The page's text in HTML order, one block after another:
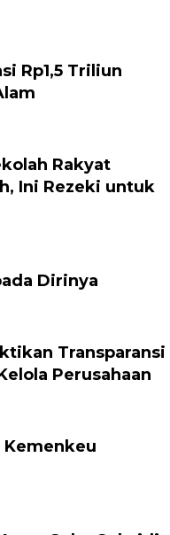
Rp1,5 Triliun
Rakyat
Ini Rezeki untuk
Dirinya
Transparansi
Perusahaan
Kemenkeu